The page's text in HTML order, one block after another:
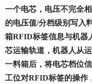
一个电芯，电压不完全
的电压值/分档级别写入
箱RFID标签信息与机器
芯运输轨道，机器人从
一料箱后，将电芯档位
工位对RFID标签的操作